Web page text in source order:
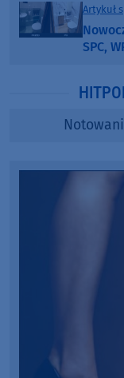
Artykuł
SPC,